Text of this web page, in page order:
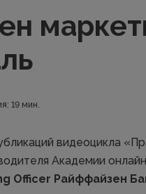
19 мин.
видеоцикла
Академии
Officer Райффайзен